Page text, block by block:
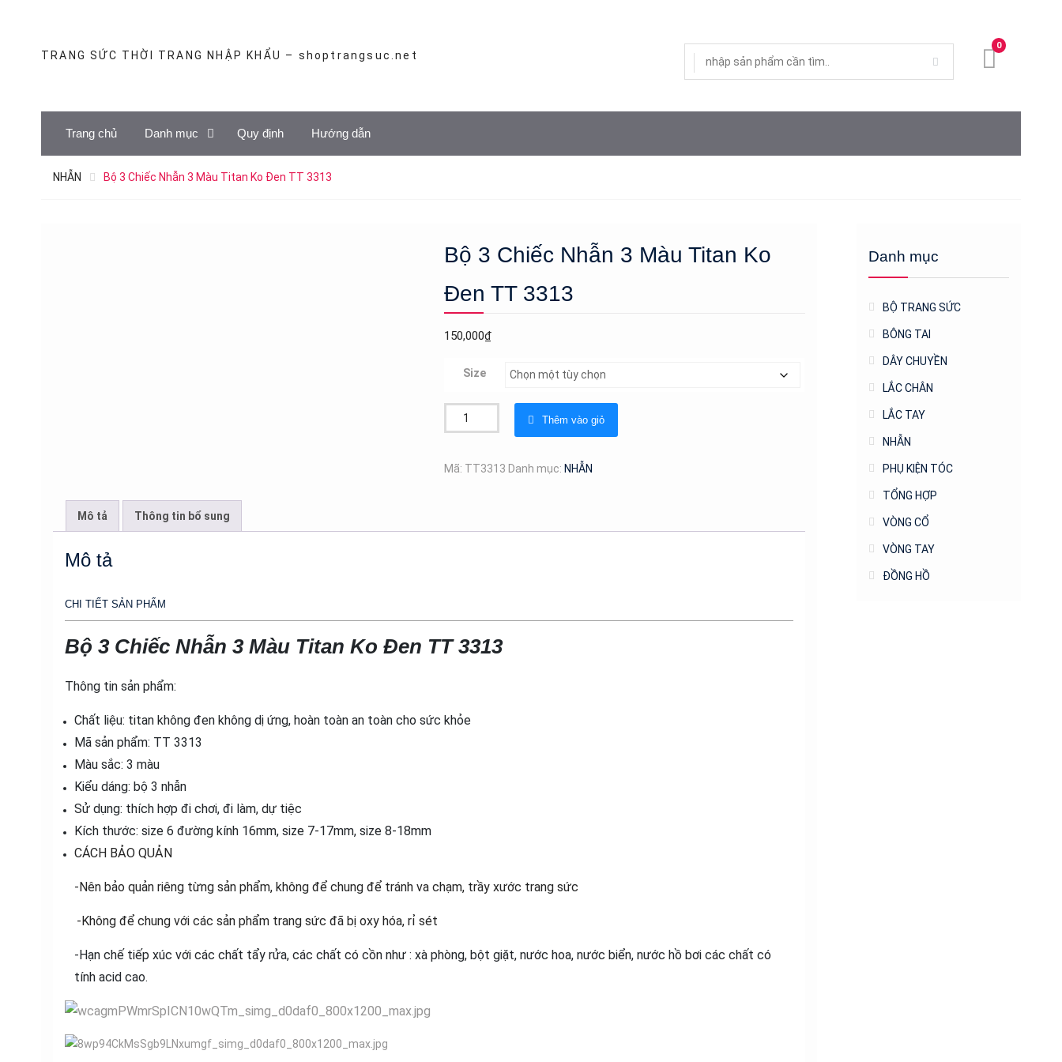
TRANG SỨC THỜI TRANG NHẬP KHẨU – shoptrangsuc.net
0
Trang chủ Danh mục Quy định Hướng dẫn
NHẪN Bộ 3 Chiếc Nhẫn 3 Màu Titan Ko Đen TT 3313
Bộ 3 Chiếc Nhẫn 3 Màu Titan Ko
Đen TT 3313
150,000₫
Size
3
Nhẫn
số
lượng
Thêm vào giỏ
Mã: TT3313 Danh mục: NHẪN
Mô tả Thông tin bổ sung
Mô tả
CHI TIẾT SẢN PHẨM
Bộ 3 Chiếc Nhẫn 3 Màu Titan Ko Đen TT 3313
Thông tin sản phẩm:
Chất liệu: titan không đen không dị ứng, hoàn toàn an toàn cho sức khỏe
Mã sản phẩm: TT 3313
Màu sắc: 3 màu
Kiểu dáng: bộ 3 nhẫn
Sử dụng: thích hợp đi chơi, đi làm, dự tiệc
Kích thước: size 6 đường kính 16mm, size 7-17mm, size 8-18mm
CÁCH BẢO QUẢN
-Nên bảo quản riêng từng sản phẩm, không để chung để tránh va chạm, trầy xước trang sức
-Không để chung với các sản phẩm trang sức đã bị oxy hóa, rỉ sét
-Hạn chế tiếp xúc với các chất tẩy rửa, các chất có cồn như : xà phòng, bột giặt, nước hoa, nước biển, nước hồ bơi các chất có
tính acid cao.
Danh mục
BỘ TRANG SỨC
BÔNG TAI
DÂY CHUYỀN
LẮC CHÂN
LẮC TAY
NHẪN
PHỤ KIỆN TÓC
TỔNG HỢP
VÒNG CỔ
VÒNG TAY
ĐỒNG HỒ